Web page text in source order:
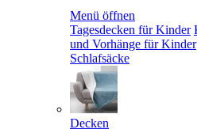
Menü öffnen
Tagesdecken für Kinder
und Vorhänge für Kinder
Schlafsäcke
Decken